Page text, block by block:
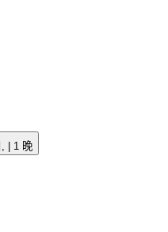
,
1 晚